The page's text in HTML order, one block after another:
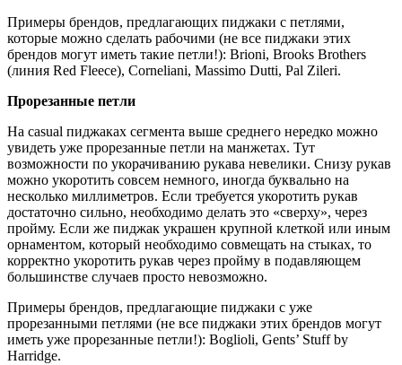
Примеры брендов, предлагающих пиджаки с петлями,
которые можно сделать рабочими (не все пиджаки этих
брендов могут иметь такие петли!): Brioni, Brooks Brothers
(линия Red Fleece), Corneliani, Massimo Dutti, Pal Zileri.
Прорезанные петли
На casual пиджаках сегмента выше среднего нередко можно
увидеть уже прорезанные петли на манжетах. Тут
возможности по укорачиванию рукава невелики. Снизу рукав
можно укоротить совсем немного, иногда буквально на
несколько миллиметров. Если требуется укоротить рукав
достаточно сильно, необходимо делать это «сверху», через
пройму. Если же пиджак украшен крупной клеткой или иным
орнаментом, который необходимо совмещать на стыках, то
корректно укоротить рукав через пройму в подавляющем
большинстве случаев просто невозможно.
Примеры брендов, предлагающие пиджаки с уже
прорезанными петлями (не все пиджаки этих брендов могут
иметь уже прорезанные петли!): Boglioli, Gents’ Stuff by
Harridge.